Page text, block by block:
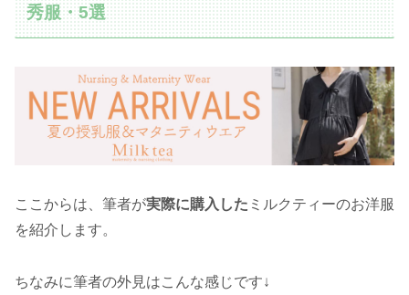
秀服・5選
ここからは、筆者が実際に購入した ミルクティーのお洋服
を紹介します。
ちなみに筆者の外見はこんな感じです↓